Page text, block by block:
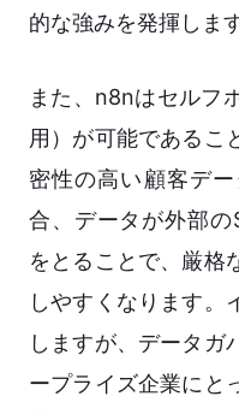
的な強みを発揮します
また、n8nはセルフ
用）が可能であるこ
密性の高い顧客デ
合、データが外部
をとることで、厳格
しやすくなります。
しますが、データガ
ープライズ企業にと